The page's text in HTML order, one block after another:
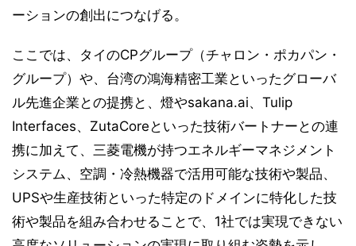
ーションの創出につなげる。
ここでは、タイのCPグループ（チャロン・ポカパン・
グループ）や、台湾の鴻海精密工業といったグローバ
ル先進企業との提携と、燈やsakana.ai、Tulip
Interfaces、ZutaCoreといった技術バートナーとの連
携に加えて、三菱電機が持つエネルギーマネジメント
システム、空調・冷熱機器で活用可能な技術や製品、
UPSや生産技術といった特定のドメインに特化した技
術や製品を組み合わせることで、1社では実現できない